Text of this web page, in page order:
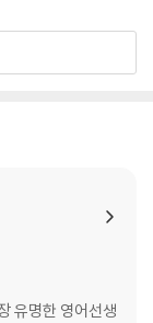
주 쓰는 한정된 회
유명한 영어선생